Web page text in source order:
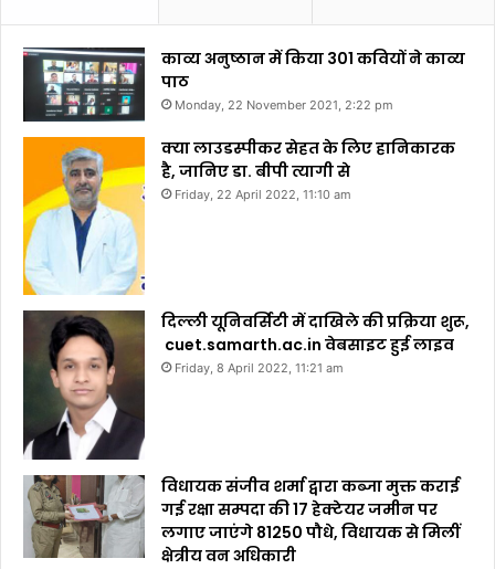
काव्य अनुष्ठान में किया 301 कवियों ने काव्य
पाठ
Monday, 22 November 2021, 2:22 pm
क्या लाउडस्पीकर सेहत के लिए हानिकारक
है, जानिए डा. बीपी त्यागी से
Friday, 22 April 2022, 11:10 am
दिल्ली यूनिवर्सिटी में दाखिले की प्रक्रिया शुरू,
cuet.samarth.ac.in वेबसाइट हुई लाइव
Friday, 8 April 2022, 11:21 am
विधायक संजीव शर्मा द्वारा कब्जा मुक्त कराई
गई रक्षा सम्पदा की 17 हेक्टेयर जमीन पर
लगाए जाएंगे 81250 पौधे, विधायक से मिलीं
क्षेत्रीय वन अधिकारी